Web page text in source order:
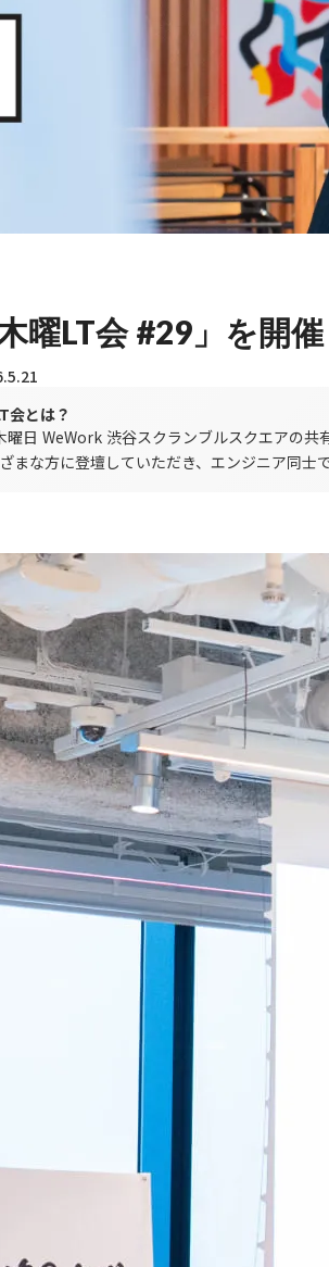
木曜LT会 #29」を開
会とは？
曜日 WeWork 渋谷スクランブルスクエアの共
まな方に登壇していただき、エンジニア同士